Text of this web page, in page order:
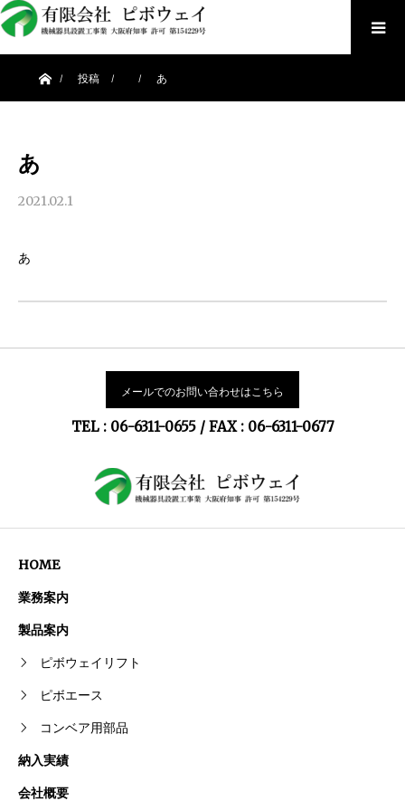
ホーム投稿 あ
あ
2021.02.1
あ
メールでのお問い合わせはこちら
TEL : 06-6311-0655 / FAX : 06-6311-0677
HOME
業務案内
製品案内
ピボウェイリフト
ピボエース
コンベア用部品
納入実績
会社概要